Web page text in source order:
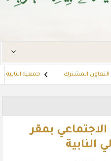
المشترك جمعية النابية
بمقر
النابية